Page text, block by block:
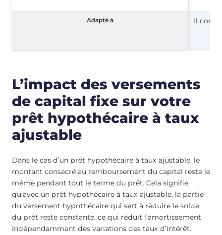
Adapté à Il
Adapté à
L’impact des versements
de capital fixe sur votre
prêt hypothécaire à taux
ajustable
Dans le cas d’un prêt hypothécaire à taux ajustable, le
montant consacré au remboursement du capital reste le
même pendant tout le terme du prêt. Cela signifie
qu’avec un prêt hypothécaire à taux ajustable, la partie
du versement hypothécaire qui sert à réduire le solde
du prêt reste constante, ce qui réduit l’amortissement
indépendamment des variations des taux d’intérêt.